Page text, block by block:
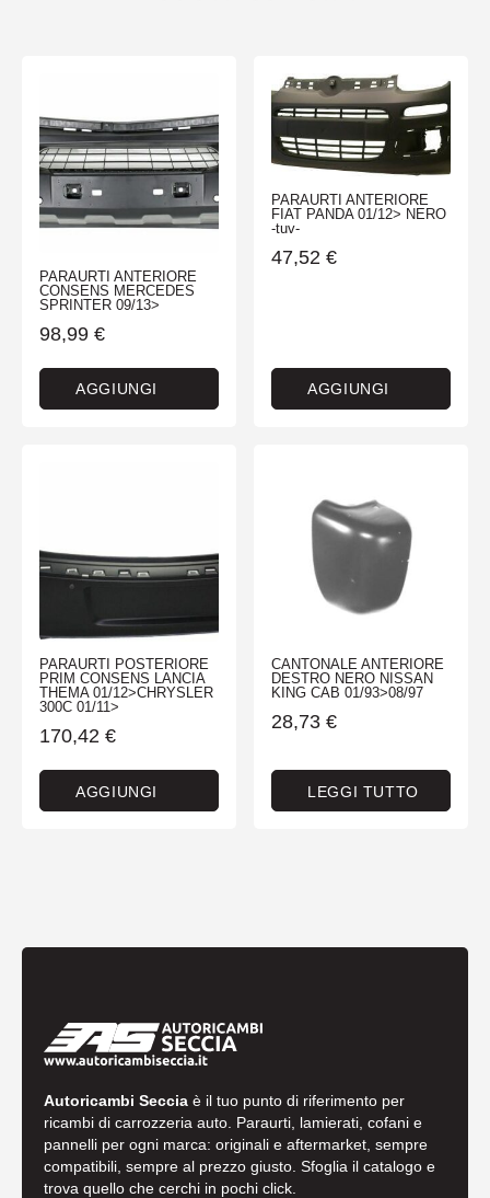
PARAURTI ANTERIORE
CONSENS MERCEDES
SPRINTER 09/13>
98,99 €
AGGIUNGI
PARAURTI ANTERIORE
FIAT PANDA 01/12> NERO
-tuv-
47,52 €
AGGIUNGI
PARAURTI POSTERIORE
PRIM CONSENS LANCIA
THEMA 01/12>CHRYSLER
300C 01/11>
170,42 €
AGGIUNGI
CANTONALE ANTERIORE
DESTRO NERO NISSAN
KING CAB 01/93>08/97
28,73 €
LEGGI TUTTO
Autoricambi Seccia è il tuo punto di riferimento per
ricambi di carrozzeria auto. Paraurti, lamierati, cofani e
pannelli per ogni marca: originali e aftermarket, sempre
compatibili, sempre al prezzo giusto. Sfoglia il catalogo e
trova quello che cerchi in pochi click.